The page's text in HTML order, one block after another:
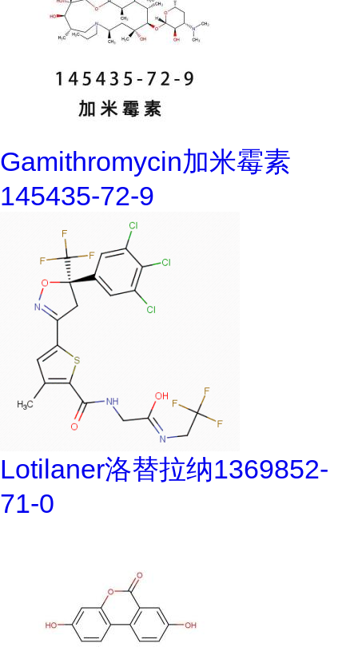
Gamithromycin加米霉素
145435-72-9
Lotilaner洛替拉纳1369852-
71-0